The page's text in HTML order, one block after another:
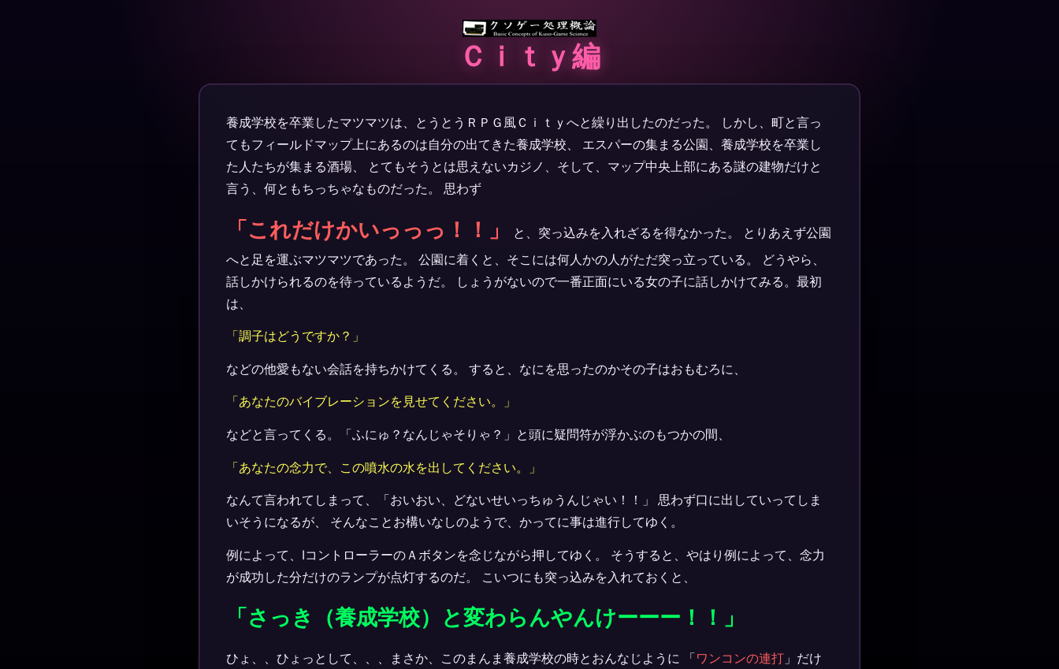
Ｃｉｔｙ編
養成学校を卒業したマツマツは、とうとうＲＰＧ風Ｃｉｔｙへと繰り出したのだった。 しかし、町と言っ
てもフィールドマップ上にあるのは自分の出てきた養成学校、 エスパーの集まる公園、養成学校を卒業し
た人たちが集まる酒場、 とてもそうとは思えないカジノ、そして、マップ中央上部にある謎の建物だけと
言う、何ともちっちゃなものだった。 思わず
「これだけかいっっっ！！」
と、突っ込みを入れざるを得なかった。 とりあえず公園
へと足を運ぶマツマツであった。 公園に着くと、そこには何人かの人がただ突っ立っている。 どうやら、
話しかけられるのを待っているようだ。 しょうがないので一番正面にいる女の子に話しかけてみる。最初
は、
「調子はどうですか？」
などの他愛もない会話を持ちかけてくる。 すると、なにを思ったのかその子はおもむろに、
「あなたのバイブレーションを見せてください。」
などと言ってくる。「ふにゅ？なんじゃそりゃ？」と頭に疑問符が浮かぶのもつかの間、
「あなたの念力で、この噴水の水を出してください。」
なんて言われてしまって、「おいおい、どないせいっちゅうんじゃい！！」 思わず口に出していってしま
いそうになるが、 そんなことお構いなしのようで、かってに事は進行してゆく。
例によって、ⅠコントローラーのＡボタンを念じながら押してゆく。 そうすると、やはり例によって、念力
が成功した分だけのランプが点灯するのだ。 こいつにも突っ込みを入れておくと、
「さっき（養成学校）と変わらんやんけーーー！！」
ひょ、、ひょっとして、、、まさか、このまんま養成学校の時とおんなじように 「ワンコンの連打 」だけ